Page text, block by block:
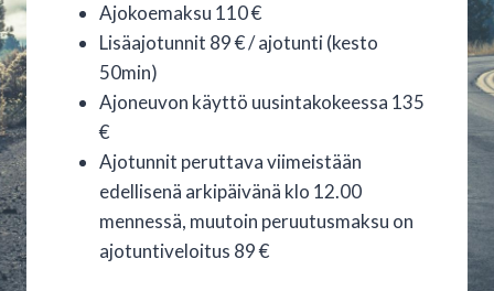
Ajokoemaksu 110 €
Lisäajotunnit 89 € / ajotunti (kesto
50min)
Ajoneuvon käyttö uusintakokeessa 135
€
Ajotunnit peruttava viimeistään
edellisenä arkipäivänä klo 12.00
mennessä, muutoin peruutusmaksu on
ajotuntiveloitus 89 €